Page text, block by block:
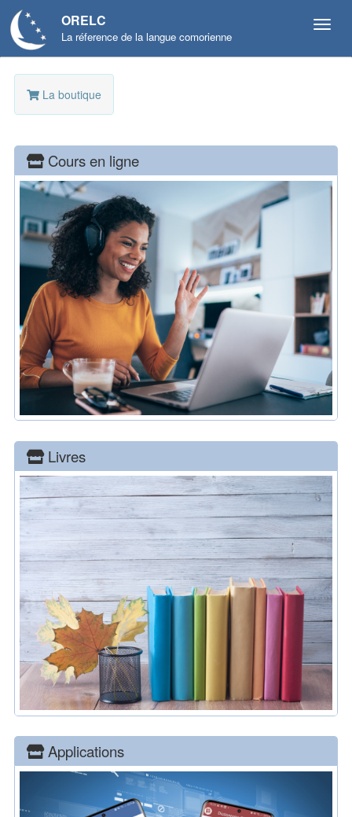
ORELC
La réference de la langue comorienne
La boutique
Cours en ligne
Livres
Applications